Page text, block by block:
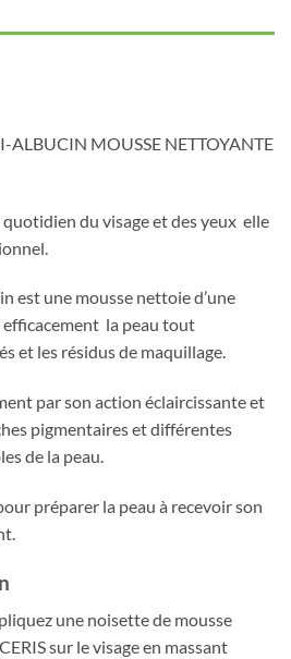
ALBUCIN MOUSSE NETTOYANTE
du visage et des yeux elle
est une mousse nettoie d’une
la peau tout
et les résidus de maquillage.
par son action éclaircissante et
pigmentaires et différentes
de la peau.
préparer la peau à recevoir son
une noisette de mousse
sur le visage en massant